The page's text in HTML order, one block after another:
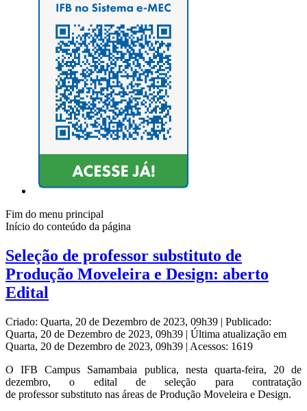
Fim do menu principal
Início do conteúdo da página
Seleção de professor substituto de
Produção Moveleira e Design: aberto
Edital
Criado: Quarta, 20 de Dezembro de 2023, 09h39 | Publicado:
Quarta, 20 de Dezembro de 2023, 09h39 | Última atualização em
Quarta, 20 de Dezembro de 2023, 09h39 | Acessos: 1619
O IFB Campus Samambaia publica, nesta quarta-feira, 20 de
dezembro, o edital de seleção para contratação
de professor substituto nas áreas de Produção Moveleira e Design.